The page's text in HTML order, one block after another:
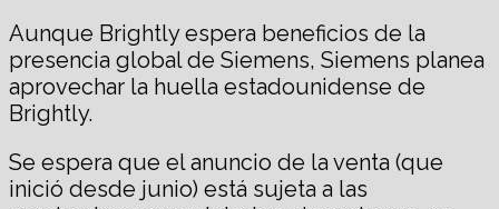
Aunque Brightly espera beneficios de la
presencia global de Siemens, Siemens planea
aprovechar la huella estadounidense de
Brightly.
Se espera que el anuncio de la venta (que
inició desde junio) está sujeta a las